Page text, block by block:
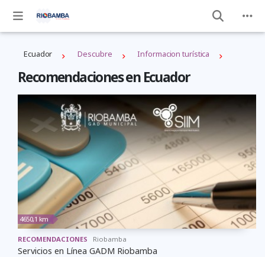
Ecuador Descubre Informacion turística
Recomendaciones en Ecuador
4650,1 km
RECOMENDACIONES Riobamba
Servicios en Línea GADM Riobamba